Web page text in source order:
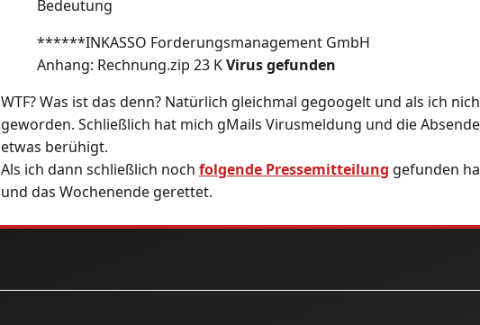
Bedeutung
******INKASSO Forderungsmanagement GmbH
Anhang: Rechnung.zip 23 KVirus gefunden
WTF? Was ist das denn? Natürlich gleichmal gegoogelt und als ich
geworden. Schließlich hat mich gMails Virusmeldung und die
etwas berühigt.
Als ich dann schließlich noch folgende Pressemitteilung gefunden
und das Wochenende gerettet.